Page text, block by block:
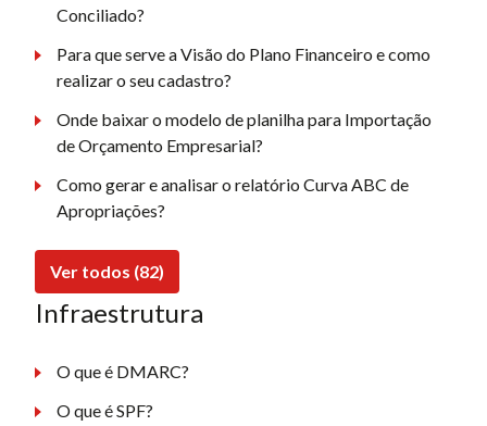
Conciliado?
Para que serve a Visão do Plano Financeiro e como
realizar o seu cadastro?
Onde baixar o modelo de planilha para Importação
de Orçamento Empresarial?
Como gerar e analisar o relatório Curva ABC de
Apropriações?
Ver todos (82)
Infraestrutura
O que é DMARC?
O que é SPF?